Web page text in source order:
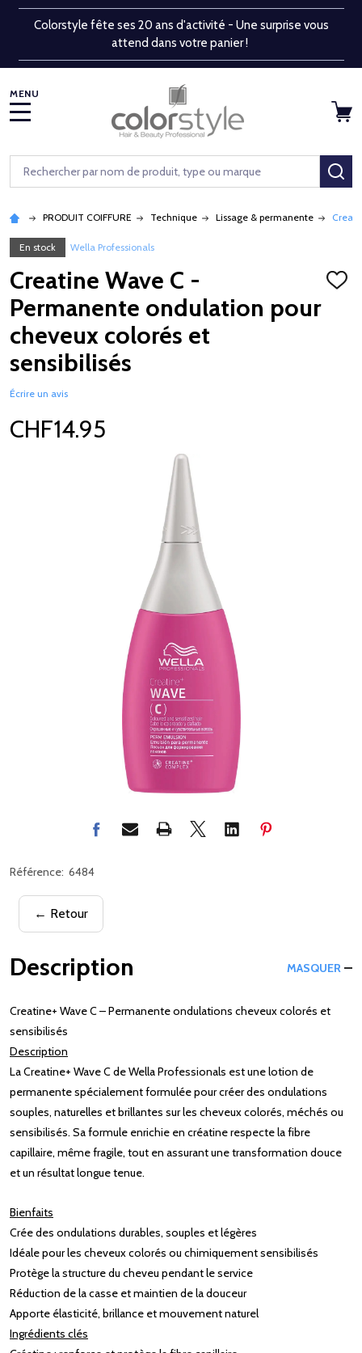
Colorstyle fête ses 20 ans d'activité - Une surprise vous
attend dans votre panier !
Rechercher
PRODUIT COIFFURE Technique Lissage & permanente
En stock Wella Professionals
Creatine Wave C -
Permanente ondulation pour
cheveux colorés et
sensibilisés
Écrire un avis
CHF14.95
Référence: 6484
← Retour
Description MASQUER
Creatine+ Wave C – Permanente ondulations cheveux colorés et
sensibilisés
Description
La Creatine+ Wave C de Wella Professionals est une lotion de
permanente spécialement formulée pour créer des ondulations
souples, naturelles et brillantes sur les cheveux colorés, méchés ou
sensibilisés. Sa formule enrichie en créatine respecte la fibre
capillaire, même fragile, tout en assurant une transformation douce
et un résultat longue tenue.
Bienfaits
Crée des ondulations durables, souples et légères
Idéale pour les cheveux colorés ou chimiquement sensibilisés
Protège la structure du cheveu pendant le service
Réduction de la casse et maintien de la douceur
Apporte élasticité, brillance et mouvement naturel
Ingrédients clés